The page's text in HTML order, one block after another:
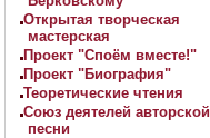
Открытая творческая
мастерская
Проект "Споём вместе!"
Проект "Биография"
Теоретические чтения
Союз деятелей авторской
песни